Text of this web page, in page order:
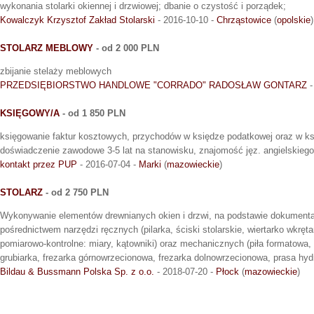
wykonania stolarki okiennej i drzwiowej; dbanie o czystość i porządek;
Kowalczyk Krzysztof Zakład Stolarski - 2016-10-10 - Chrząstowice (opolskie)
STOLARZ MEBLOWY - od 2 000 PLN
zbijanie stelaży meblowych
PRZEDSIĘBIORSTWO HANDLOWE "CORRADO" RADOSŁAW GONTARZ
KSIĘGOWY/A - od 1 850 PLN
księgowanie faktur kosztowych, przychodów w księdze podatkowej oraz w
doświadczenie zawodowe 3-5 lat na stanowisku, znajomość jęz.
kontakt przez PUP - 2016-07-04 - Marki (mazowieckie)
STOLARZ - od 2 750 PLN
Wykonywanie elementów drewnianych okien i drzwi, na podstawie
pośrednictwem narzędzi ręcznych (pilarka, ściski stolarskie, wiertarko
pomiarowo-kontrolne: miary, kątowniki) oraz mechanicznych (piła
grubiarka, frezarka górnowrzecionowa, frezarka dolnowrzecionowa, prasa
Bildau & Bussmann Polska Sp. z o.o. - 2018-07-20 - Płock (mazowieckie)